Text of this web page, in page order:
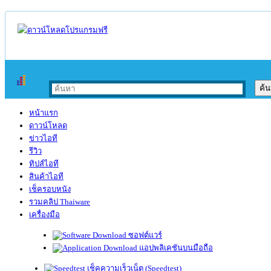
หน้าแรก
ดาวน์โหลด
ข่าวไอที
รีวิว
ทิปส์ไอที
สินค้าไอที
เช็ครอบหนัง
รวมคลิป Thaiware
เครื่องมือ
ซอฟต์แวร์
แอปพลิเคชันบนมือถือ
เช็คความเร็วเน็ต (Speedtest)